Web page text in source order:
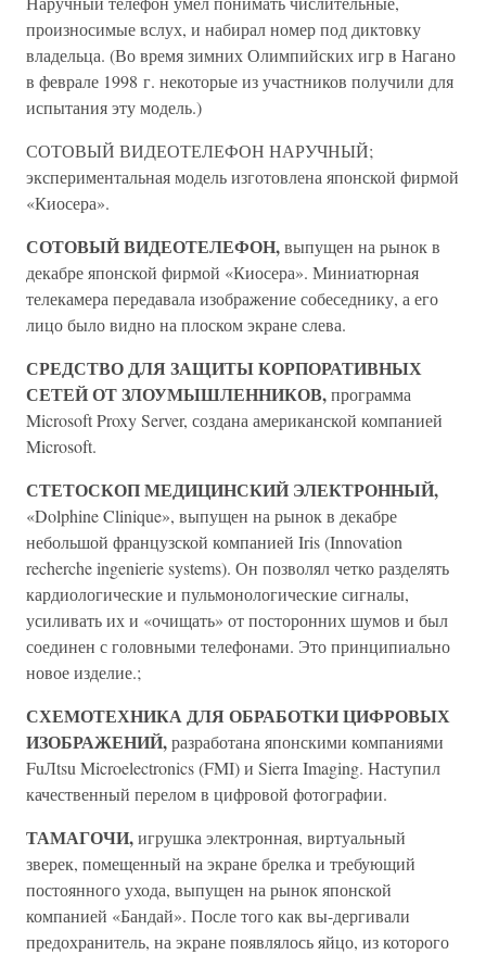
произносимые вслух, и набирал номер под диктовку
владельца. (Во время зимних Олимпийских игр в Нагано
в феврале 1998 г. некоторые из участников получили для
испытания эту модель.)
СОТОВЫЙ ВИДЕОТЕЛЕФОН НАРУЧНЫЙ;
экспериментальная модель изготовлена японской фирмой
«Киосера».
СОТОВЫЙ ВИДЕОТЕЛЕФОН,выпущен на рынок в
декабре японской фирмой «Киосера». Миниатюрная
телекамера передавала изображение собеседнику, а его
лицо было видно на плоском экране слева.
СРЕДСТВО ДЛЯ ЗАЩИТЫ КОРПОРАТИВНЫХ
СЕТЕЙ ОТ ЗЛОУМЫШЛЕННИКОВ,программа
Microsoft Proxy Server, создана американской компанией
Microsoft.
СТЕТОСКОП МЕДИЦИНСКИЙ ЭЛЕКТРОННЫЙ,
«Dolphine Clinique», выпущен на рынок в декабре
небольшой французской компанией Iris (Innovation
recherche ingenierie systems). Он позволял четко разделять
кардиологические и пульмонологические сигналы,
усиливать их и «очищать» от посторонних шумов и был
соединен с головными телефонами. Это принципиально
новое изделие.;
СХЕМОТЕХНИКА ДЛЯ ОБРАБОТКИ ЦИФРОВЫХ
ИЗОБРАЖЕНИЙ,разработана японскими компаниями
FuЛtsu Microelectronics (FMI) и Sierra Imaging. Наступил
качественный перелом в цифровой фотографии.
ТАМАГОЧИ,игрушка электронная, виртуальный
зверек, помещенный на экране брелка и требующий
постоянного ухода, выпущен на рынок японской
компанией «Бандай». После того как вы-дергивали
предохранитель, на экране появлялось яйцо, из которого